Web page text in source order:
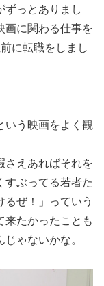
ずっとありまし
画に関わる仕事を
に転職をしまし
いう映画をよく観
さえあればそれを
すぶってる若者た
ぜ！」っていう
来たかったことも
ゃないかな。